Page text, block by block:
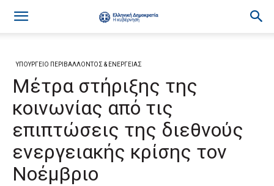
ΥΠΟΥΡΓΕΙΟ ΠΕΡΙΒΑΛΛΟΝΤΟΣ & ΕΝΕΡΓΕΙΑΣ
Mέτρα στήριξης της
κοινωνίας από τις
επιπτώσεις της διεθνούς
ενεργειακής κρίσης τον
Νοέμβριο